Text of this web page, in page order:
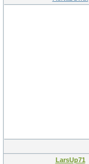
LarsUp71